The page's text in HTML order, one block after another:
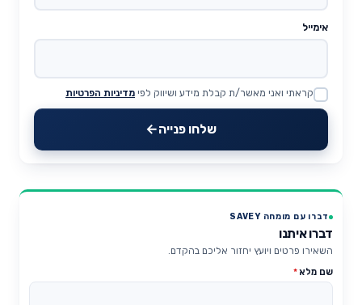
אימייל
Website
קראתי ואני מאשר/ת קבלת מידע ושיווק לפי מדיניות הפרטיות
שלחו פנייה
דברו עם מומחה SAVEY
דברו איתנו
השאירו פרטים ויועץ יחזור אליכם בהקדם.
שם מלא*